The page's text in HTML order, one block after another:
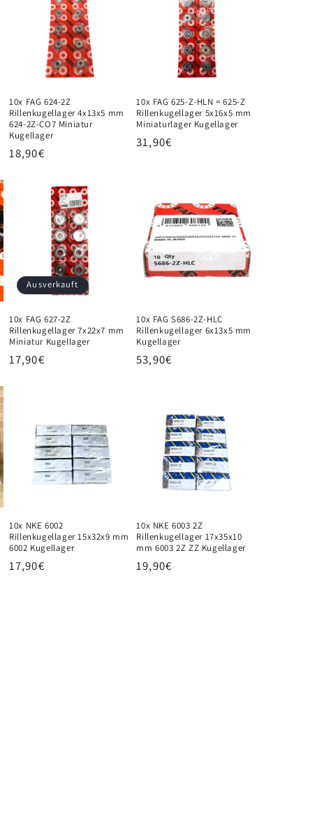
10x FAG 624-2Z
Rillenkugellager 4x13x5 mm
624-2Z-CO7 Miniatur
Kugellager
Normaler
18,90€
10x FAG 625-Z-HLN = 625-Z
Rillenkugellager 5x16x5 mm
Miniaturlager Kugellager
Normaler
31,90€
Ausverkauft
10x FAG 627-2Z
Rillenkugellager 7x22x7 mm
Miniatur Kugellager
Normaler
17,90€
10x FAG S686-2Z-HLC
Rillenkugellager 6x13x5 mm
Kugellager
Normaler
53,90€
10x NKE 6002
Rillenkugellager 15x32x9 mm
6002 Kugellager
Normaler
17,90€
10x NKE 6003 2Z
Rillenkugellager 17x35x10
mm 6003 2Z ZZ Kugellager
Normaler
19,90€